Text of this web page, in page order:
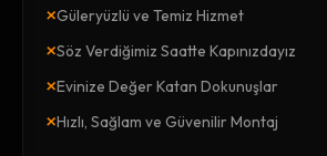
×Güleryüzlü ve Temiz Hizmet
×Söz Verdiğimiz Saatte Kapınızdayız
×Evinize Değer Katan Dokunuşlar
×Hızlı, Sağlam ve Güvenilir Montaj